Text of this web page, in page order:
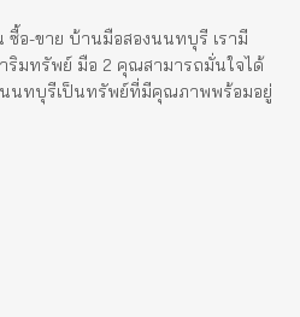
อ-ขาย บ้านมือสองนนทบุรี เรามี
ริมทรัพย์ มือ 2 คุณสามารถมั่นใจได้
นทบุรีเป็นทรัพย์ที่มีคุณภาพพร้อมอยู่